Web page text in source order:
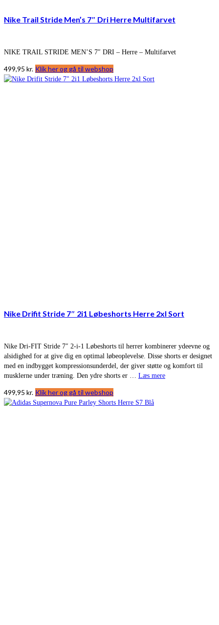
Nike Trail Stride Men’s 7″ Dri Herre Multifarvet
NIKE TRAIL STRIDE MEN’S 7″ DRI – Herre – Multifarvet
499,95 kr. Klik her og gå til webshop
Nike Drifit Stride 7″ 2i1 Løbeshorts Herre 2xl Sort
Nike Dri-FIT Stride 7″ 2-i-1 Løbeshorts til herrer kombinerer ydeevne og
alsidighed for at give dig en optimal løbeoplevelse. Disse shorts er designet
med en indbygget kompressionsunderdel, der giver støtte og komfort til
musklerne under træning. Den ydre shorts er … Læs mere
499,95 kr. Klik her og gå til webshop